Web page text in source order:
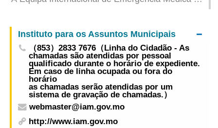
Mianmar para iniciar os trabalhos médicos de
emergência pós-catástrofe
Instituto para os Assuntos Municipais
（853）2833 7676（Linha do Cidadão - As
chamadas são atendidas por pessoal
qualificado durante o horário de expediente.
Em caso de linha ocupada ou fora do
horário
as chamadas serão atendidas por um
sistema de gravação de chamadas.）
webmaster@iam.gov.mo
http://www.iam.gov.mo